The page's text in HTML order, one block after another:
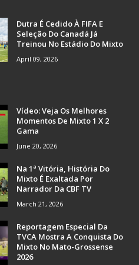
Dutra É Cedido À FIFA E
Seleção Do Canadá Já
Treinou No Estádio Do Mixto
April 09, 2026
Vídeo: Veja Os Melhores
Momentos De Mixto 1 X 2
Gama
June 20, 2026
Na 1ª Vitória, História Do
Mixto É Exaltada Por
Narrador Da CBF TV
March 21, 2026
Reportagem Especial Da
TVCA Mostra A Conquista Do
Mixto No Mato-Grossense
2026